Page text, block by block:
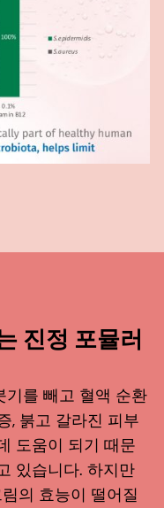
진정 포뮬러
기를 빼고 혈액 순환
, 붉고 갈라진 피부
도움이 되기 때문
있습니다. 하지만
의 효능이 떨어질